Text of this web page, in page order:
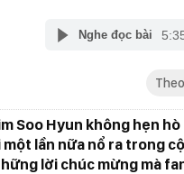
Nghe đọc bài
Soo Hyun không hẹn hò
lần nữa nổ ra trong
lời chúc mừng mà